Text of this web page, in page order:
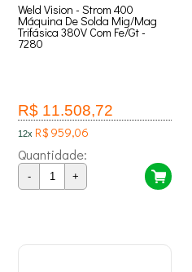
Weld Vision - Strom 400
Máquina De Solda Mig/Mag
Trifásica 380V Com Fe/Gt -
7280
R$ 11.508,72
12x R$ 959,06
Quantidade:
- +